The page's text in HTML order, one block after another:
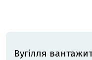
Вугілля